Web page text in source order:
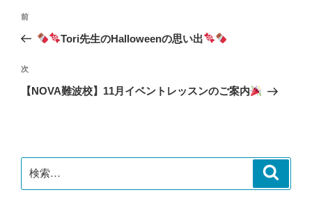
投
ビ
ゲ
ン
前
の
稿
前
Tori先生のHalloweenの思い出
次
の
次
【NOVA難波校】11月イベントレッスンのご案内
索: